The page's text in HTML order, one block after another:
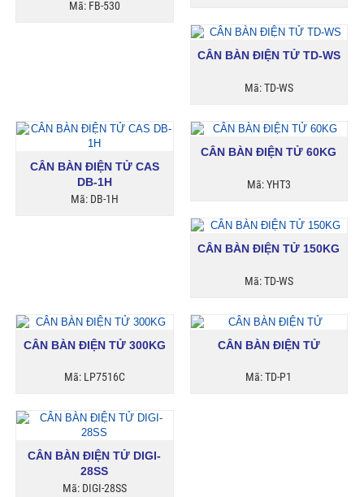
Mã: FB-530
CÂN BÀN ĐIỆN TỬ TD-WS
Mã: TD-WS
CÂN BÀN ĐIỆN TỬ CAS
DB-1H
Mã: DB-1H
CÂN BÀN ĐIỆN TỬ 60KG
Mã: YHT3
CÂN BÀN ĐIỆN TỬ 150KG
Mã: TD-WS
CÂN BÀN ĐIỆN TỬ 300KG
Mã: LP7516C
CÂN BÀN ĐIỆN TỬ
Mã: TD-P1
CÂN BÀN ĐIỆN TỬ DIGI-
28SS
Mã: DIGI-28SS